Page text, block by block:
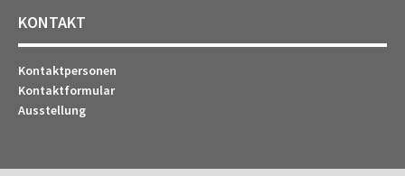
KONTAKT
Kontaktpersonen
Kontaktformular
Ausstellung